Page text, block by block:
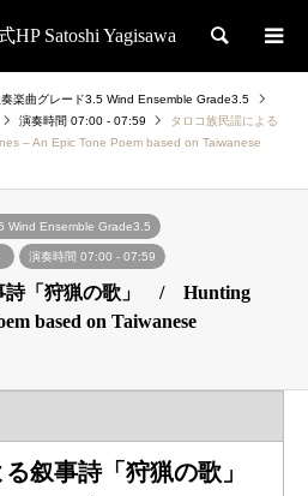
Satoshi Yagisawa 検索
奏楽曲グレード3.5 Wind Ensemble Grade3.5
演奏時間 07:00 - 07:59
タロコ族民謡による
– An Epic Tone Poem based on Taiwanese
Wind Ensemble Grade3.5
演奏時間 07:00 - 07:59
詩「狩猟の歌」 / Hunting
based on Taiwanese
叙事詩「狩猟の歌」